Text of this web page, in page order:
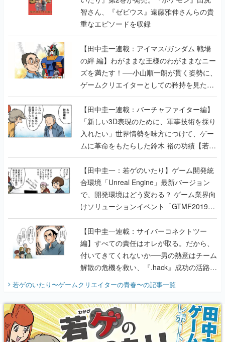
智さん、『ゼビウス』遠藤雅伸さんらの貴
重なエピソードを収録
【田中圭一連載：アイマス/ガンダム 戦場
の絆 編】わがままな王様のわがままなニー
ズを満たす！──小山順一朗が貫く姿勢に、
ゲームクリエイターとしての矜持を見た
【若ゲのいたり最終回】
【田中圭一連載：バーチャファイター編】
「新しい3D表現のために、軍事技術を採り
入れたい」世界情勢を味方につけて、ゲー
ムに革命をもたらした鈴木 裕の功績【若ゲ
のいたり】
【田中圭一：若ゲのいたり】ゲーム開発統
合環境「Unreal Engine」最新バージョン
で、開発環境はどう変わる？ ゲーム業界向
けソリューションイベント「GTMF2019」
に行って、より理解を深めよう【PR】
【田中圭一連載：サイバーコネクトツー
編】すべての責任はオレが取る。だから、
付いてきてくれないか──男の熱意はチーム
解散の危機を救い、『.hack』成功の活路を
『少年ジャンプ』色だった【若ゲのいた
り】
若ゲのいたり〜ゲームクリエイターの青春〜の記事一覧